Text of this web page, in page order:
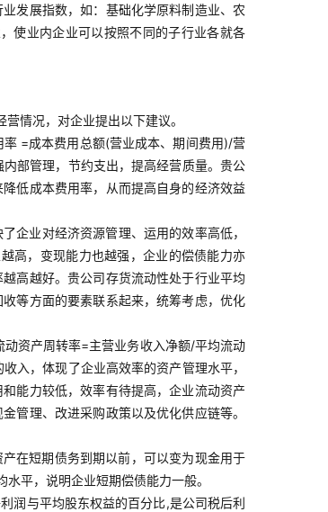
发展指数，如：基础化学原料制造业、农
使业内企业可以按照不同的子行业各就各
情况，对企业提出以下建议。
=成本费用总额(营业成本、期间费用)/营
部管理，节约支出，提高经营质量。贵公
低成本费用率，从而提高自身的经济效益
企业对经济资源管理、运用的效率高低，
高，变现能力也越强，企业的偿债能力亦
高越好。贵公司存货流动性处于行业平均
等方面的要素联系起来，统筹考虑，优化
资产周转率=主营业务收入净额/平均流动
入，体现了企业高效率的资产管理水平，
能力较低，效率有待提高，企业流动资产
管理、改进采购政策以及优化供应链等。
在短期债务到期以前，可以变为现金用于
平，说明企业短期偿债能力一般。
润与平均股东权益的百分比,是公司税后利